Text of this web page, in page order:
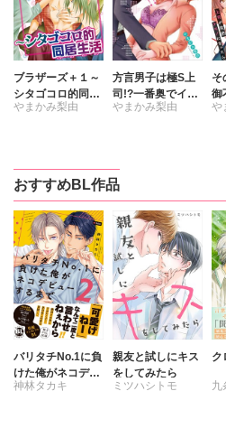
ブラザーズ＋１～
シタゴコロ的同居
生活【豪華版】
やまかみ梨由
方言男子は極S上
司!?一番奥でイカ
せたるき【コミッ
やまかみ梨由
そ
御
然
や
おすすめBL作品
バリタチNo.1に負
けた俺がネコデビ
ューするまで【単
神林タカキ
親友と試しにキス
をしてみたら
ミツハシトモ
ク
九